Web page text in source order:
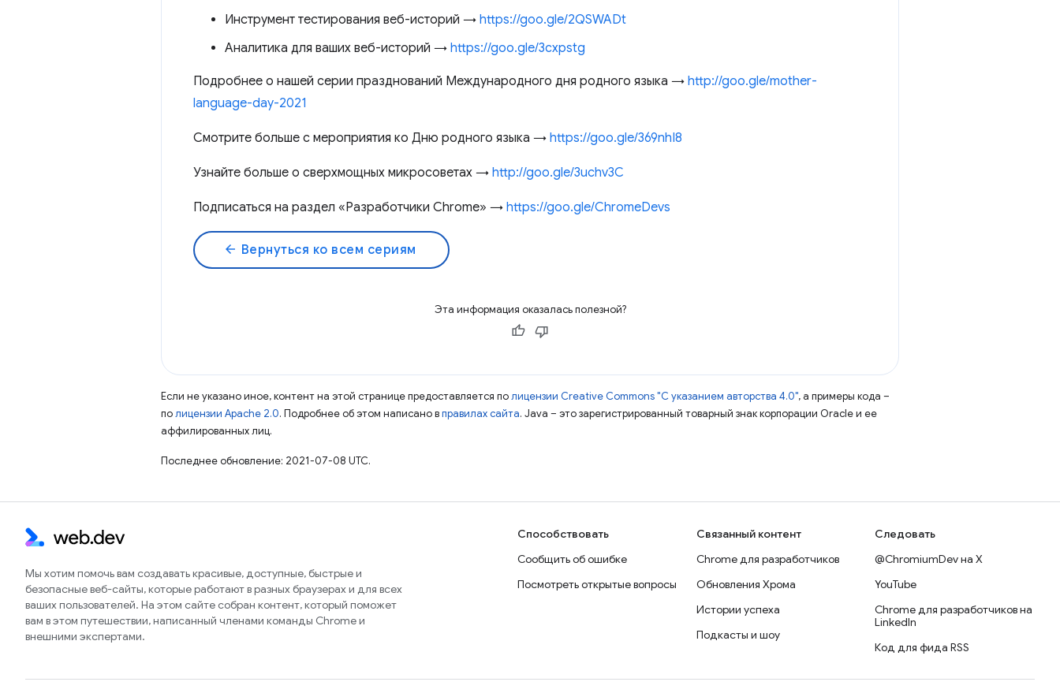
Инструмент тестирования веб-историй → https://goo.gle/2QSWADt
Аналитика для ваших веб-историй → https://goo.gle/3cxpstg
Подробнее о нашей серии празднований Международного дня родного языка → http://goo.gle/mother-
language-day-2021
Смотрите больше с мероприятия ко Дню родного языка → https://goo.gle/369nhI8
Узнайте больше о сверхмощных микросоветах → http://goo.gle/3uchv3C
Подписаться на раздел «Разработчики Chrome» → https://goo.gle/ChromeDevs
arrow_back Вернуться ко всем сериям
Эта информация оказалась полезной?
Если не указано иное, контент на этой странице предоставляется полицензии Creative Commons "С указанием авторства 4.0", а примеры кода –
полицензии Apache 2.0. Подробнее об этом написано вправилах сайта. Java – это зарегистрированный товарный знак корпорации Oracle и ее
аффилированных лиц.
Последнее обновление: 2021-07-08 UTC.
Мы хотим помочь вам создавать красивые, доступные, быстрые и
безопасные веб-сайты, которые работают в разных браузерах и для всех
ваших пользователей. На этом сайте собран контент, который поможет
вам в этом путешествии, написанный членами команды Chrome и
внешними экспертами.
Способствовать
Сообщить об ошибке
Посмотреть открытые вопросы
Связанный контент
Chrome для разработчиков
Обновления Хрома
Истории успеха
Подкасты и шоу
Следовать
@ChromiumDev на X
YouTube
Chrome для разработчиков на
LinkedIn
Код для фида RSS